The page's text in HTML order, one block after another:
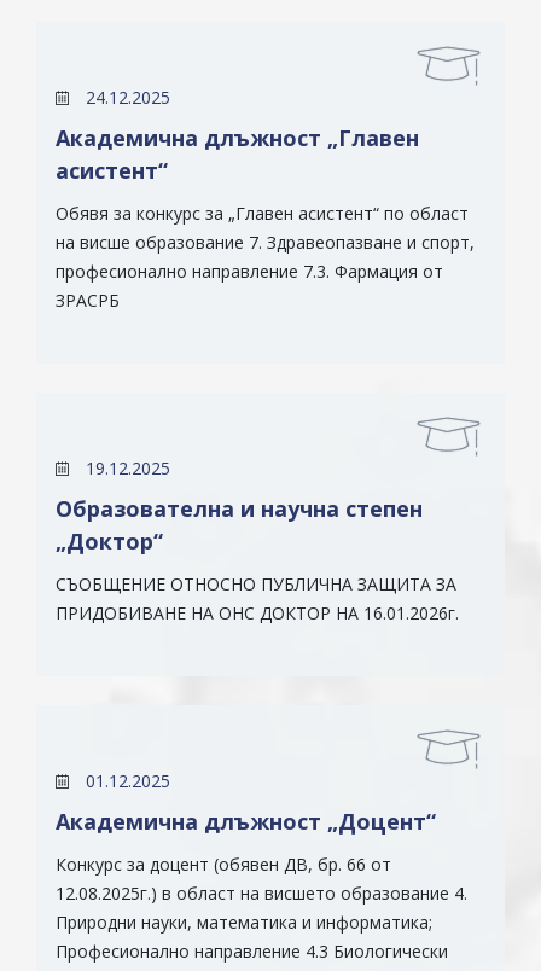
24.12.2025
Академична длъжност „Главен
асистент“
Обявя за конкурс за „Главен асистент“ по област
на висше образование 7. Здравеопазване и спорт,
професионално направление 7.3. Фармация от
ЗРАСРБ
19.12.2025
Образователна и научна степен
„Доктор“
СЪОБЩЕНИЕ ОТНОСНО ПУБЛИЧНА ЗАЩИТА ЗА
ПРИДОБИВАНЕ НА ОНС ДОКТОР НА 16.01.2026г.
01.12.2025
Академична длъжност „Доцент“
Конкурс за доцент (обявен ДВ, бр. 66 от
12.08.2025г.) в област на висшето образование 4.
Природни науки, математика и информатика;
Професионално направление 4.3 Биологически